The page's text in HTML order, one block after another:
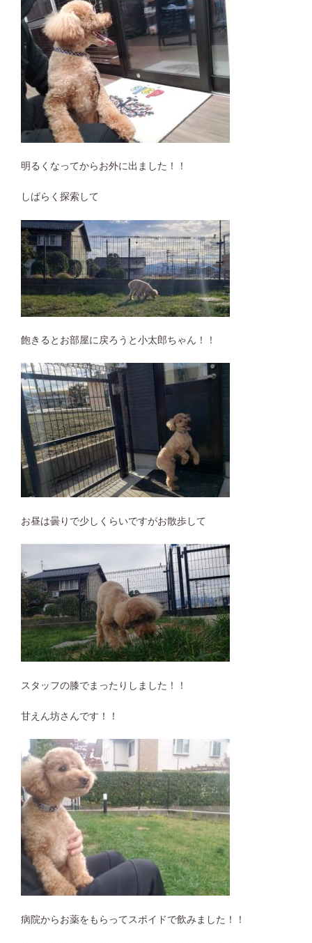
明るくなってからお外に出ました！！
しばらく探索して
飽きるとお部屋に戻ろうと小太郎ちゃん！！
お昼は曇りで少しくらいですがお散歩して
スタッフの膝でまったりしました！！
甘えん坊さんです！！
病院からお薬をもらってスポイドで飲みました！！